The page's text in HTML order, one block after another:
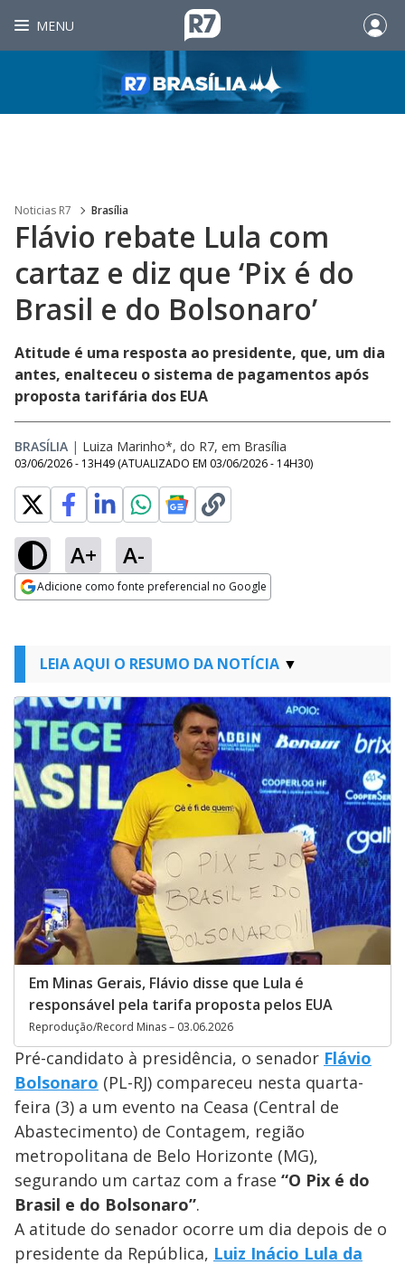
MENU
Noticias R7 Brasília
Flávio rebate Lula com
cartaz e diz que ‘Pix é do
Brasil e do Bolsonaro’
Atitude é uma resposta ao presidente, que, um dia
antes, enalteceu o sistema de pagamentos após
proposta tarifária dos EUA
BRASÍLIA | Luiza Marinho*, do R7, em Brasília
03/06/2026 - 13H49 (ATUALIZADO EM 03/06/2026 - 14H30)
A+ A-
Adicione como fonte preferencial no Google
LEIA AQUI O RESUMO DA NOTÍCIA
Em Minas Gerais, Flávio disse que Lula é
responsável pela tarifa proposta pelos EUA
Reprodução/Record Minas – 03.06.2026
Pré-candidato à presidência, o senador Flávio
Bolsonaro (PL-RJ) compareceu nesta quarta-
feira (3) a um evento na Ceasa (Central de
Abastecimento) de Contagem, região
metropolitana de Belo Horizonte (MG),
segurando um cartaz com a frase “O Pix é do
Brasil e do Bolsonaro”.
A atitude do senador ocorre um dia depois de o
presidente da República, Luiz Inácio Lula da